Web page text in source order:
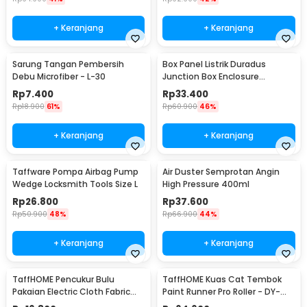
+ Keranjang + Keranjang
Sarung Tangan Pembersih
Debu Microfiber - L-30
Rp7.400
Rp18.900 61%
+ Keranjang
Box Panel Listrik Duradus
Junction Box Enclosure
Waterproof 158x90mm - B1589
Rp33.400
Rp60.900 46%
+ Keranjang
Taffware Pompa Airbag Pump
Wedge Locksmith Tools Size L
Rp26.800
Rp50.900 48%
+ Keranjang
Air Duster Semprotan Angin
High Pressure 400ml
Rp37.600
Rp66.900 44%
+ Keranjang
TaffHOME Pencukur Bulu
Pakaian Electric Cloth Fabric
Shaver - FL-188
TaffHOME Kuas Cat Tembok
Paint Runner Pro Roller - DY-
526